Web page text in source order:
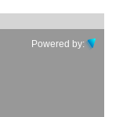
Powered by: